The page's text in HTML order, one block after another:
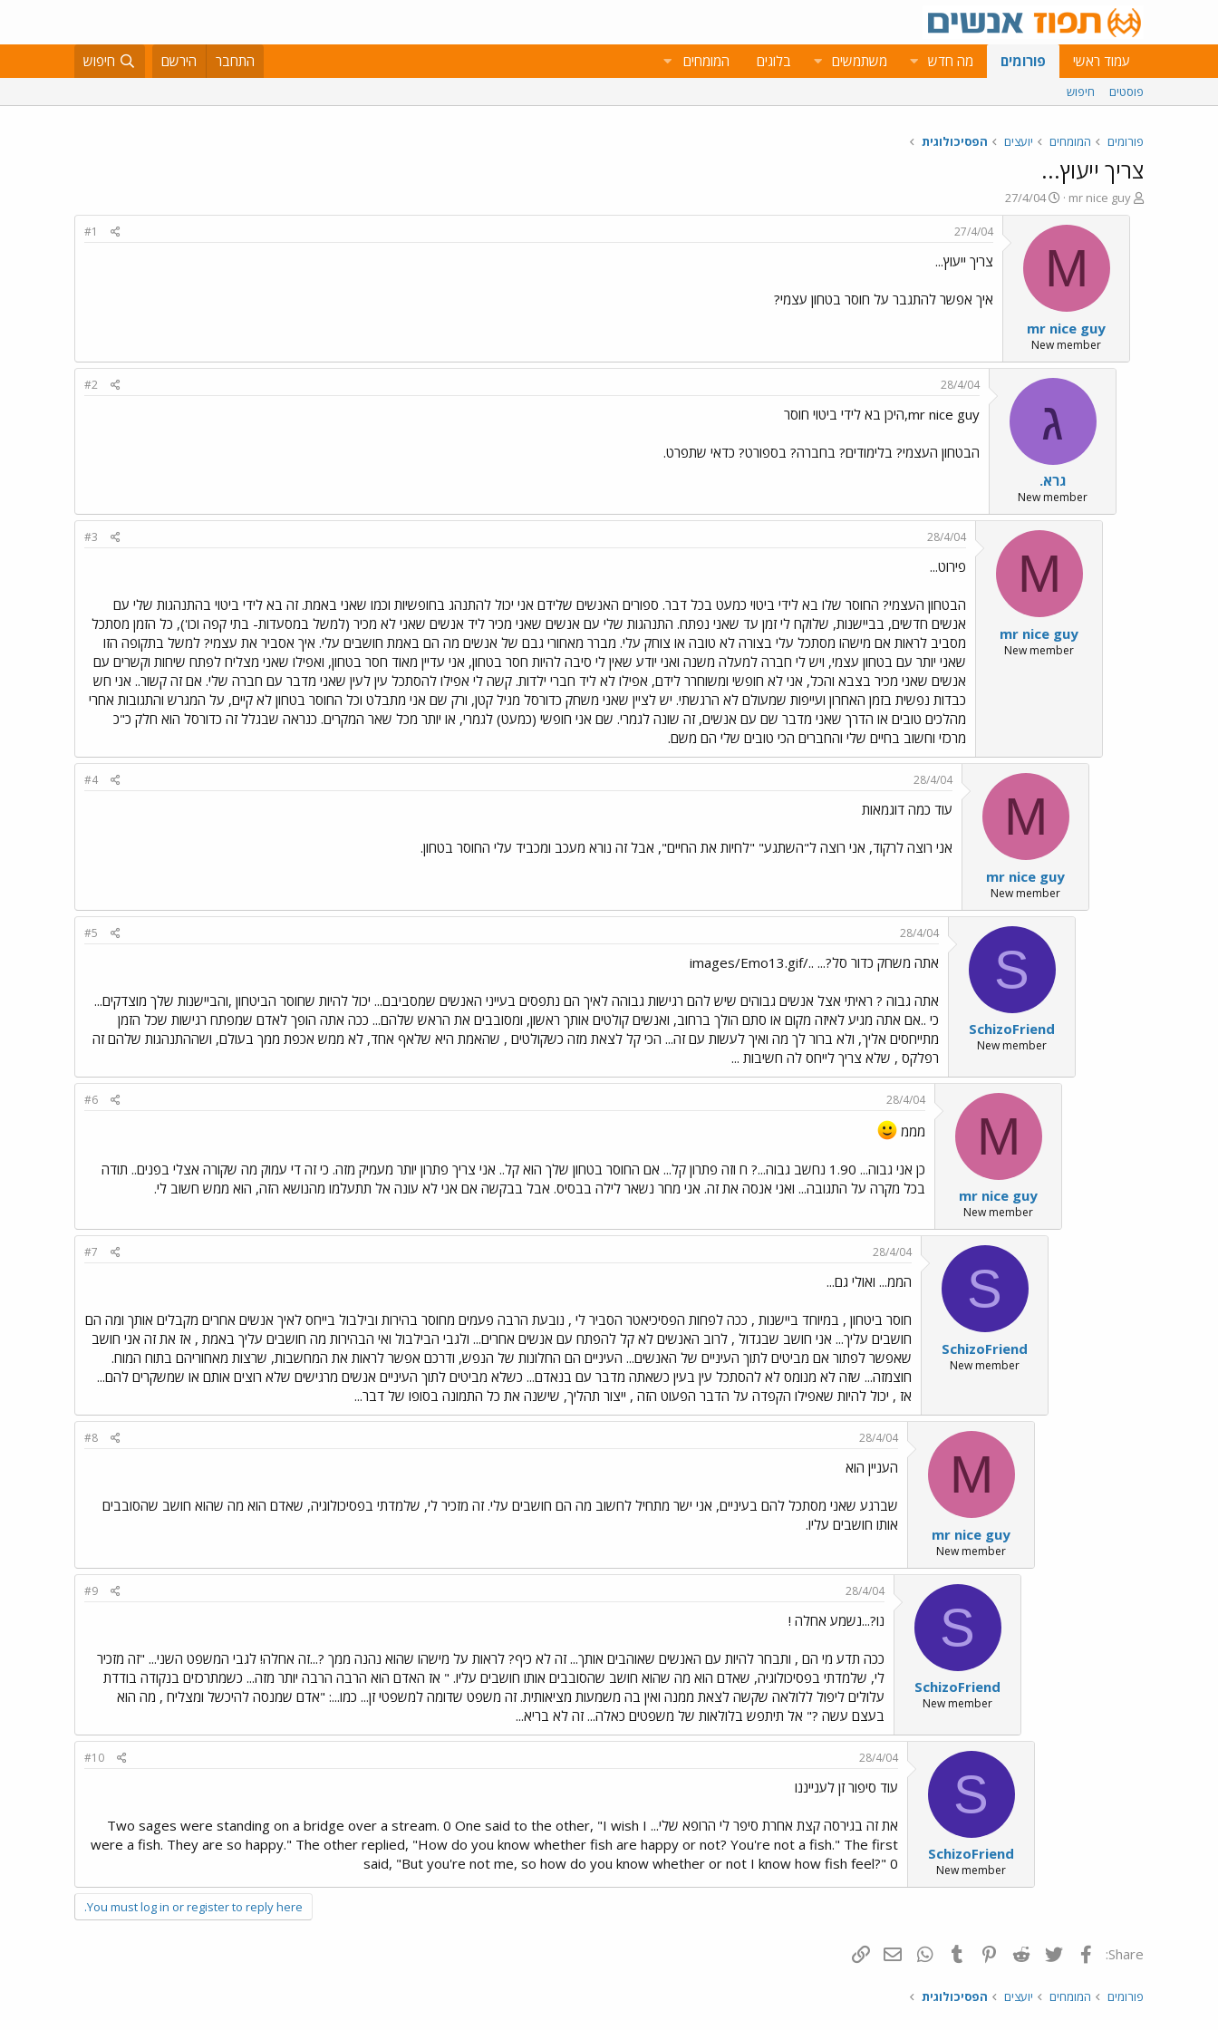
עמוד ראשי פורומים מה חדש משתמשים בלוגים המומחים התחבר הירשם חיפוש
פוסטים חיפוש
פורומים המומחים יועצים הפסיכולוגית
צריך ייעוץ...
פ
ו
mr nice guy
פ
ו
ר
א
ר
י
ך
27/4/04
M
mr nice guy
New member
27/4/04
#1
צריך ייעוץ...
איך אפשר להתגבר על חוסר בטחון עצמי?
ג
גרא.
New member
28/4/04
#2
mr nice guy,היכן בא לידי ביטוי חוסר
הבטחון העצמי? בלימודים? בחברה? בספורט? כדאי שתפרט.
M
mr nice guy
New member
28/4/04
#3
פירוט...
הבטחון העצמי? החוסר שלו בא לידי ביטוי כמעט בכל דבר. ספורים האנשים שלידם אני יכול להתנהג בחופשיות וכמו שאני באמת. זה בא לידי ביטוי בהתנהגות שלי עם
אנשים חדשים, בביישנות, שלוקח לי זמן עד שאני נפתח. התנהגות שלי עם אנשים שאני מכיר ליד אנשים שאני לא מכיר (למשל במסעדות- בתי קפה וכו'), כל הזמן מסתכל
מסביב לראות אם מישהו מסתכל עלי בצורה לא טובה או צוחק עלי. מברר מאחורי גבם של אנשים מה הם באמת חושבים עלי. איך אסביר את עצמי? למשל בתקופה הזו
שאני יותר עם בטחון עצמי, ויש לי חברה למעלה משנה ואני יודע שאין לי סיבה להיות חסר בטחון, אני עדיין מאוד חסר בטחון, ואפילו שאני מצליח לפתח שיחות וקשרים עם
אנשים שאני מכיר בצבא והכל, אני לא חופשי ומשוחרר לידם, אפילו לא ליד חברי ילדות. קשה לי אפילו להסתכל עין לעין שאני מדבר עם חברה שלי. אם זה קשור.. אני חש
כבדות נפשית בזמן האחרון ועייפות שמעולם לא הרגשתי. יש לציין שאני משחק כדורסל מגיל קטן, ורק שם אני מתבלט וכל החוסר בטחון לא קיים, על המגרש והתגובות אחרי
מהלכים טובים או הדרך שאני מדבר שם עם אנשים, זה שונה לגמרי. שם אני חופשי (כמעט) לגמרי, או יותר מכל שאר המקרים. כנראה שבגלל זה כדורסל הוא חלק כ"כ
מרכזי וחשוב בחיים שלי והחברים הכי טובים שלי הם משם.
M
mr nice guy
New member
28/4/04
#4
עוד כמה דוגמאות
אני רוצה לרקוד, אני רוצה ל"השתגע" "לחיות את החיים", אבל זה נורא מעכב ומכביד עלי החוסר בטחון.
S
SchizoFriend
New member
28/4/04
#5
אתה משחק כדור סל?... ../images/Emo13.gif
אתה גבוה ? ראיתי אצל אנשים גבוהים שיש להם רגישות גבוהה לאיך הם נתפסים בעייני האנשים שמסביבם... יכול להיות שחוסר הביטחון ,והביישנות שלך מוצדקים...
כי ..אם אתה מגיע לאיזה מקום או סתם הולך ברחוב, ואנשים קולטים אותך ראשון, ומסובבים את הראש שלהם... ככה אתה הופך לאדם שמפתח רגישות שכל הזמן
מתייחסים אליך, ולא ברור לך מה ואיך לעשות עם זה... הכי קל לצאת מזה כשקולטים , שהאמת היא שלאף אחד, לא ממש אכפת ממך בעולם, ושההתנהגות שלהם זה
רפלקס , שלא צריך לייחס לה חשיבות ...
M
mr nice guy
New member
28/4/04
#6
מממ
כן אני גבוה... 1.90 נחשב גבוה...? ח וזה פתרון קל... אם החוסר בטחון שלך הוא קל.. אני צריך פתרון יותר מעמיק מזה. כי זה די עמוק מה שקורה אצלי בפנים.. תודה
בכל מקרה על התגובה... ואני אנסה את זה. אני מחר נשאר לילה בבסיס. אבל בבקשה אם אני לא עונה אל תתעלמו מהנושא הזה, הוא ממש חשוב לי.
S
SchizoFriend
New member
28/4/04
#7
הממ... ואולי גם...
חוסר ביטחון , במיוחד ביישנות , ככה לפחות הפסיכיאטר הסביר לי , נובעת הרבה פעמים מחוסר בהירות ובילבול בייחס לאיך אנשים אחרים מקבלים אותך ומה הם
חושבים עליך... אני חושב שבגדול , לרוב האנשים לא קל להפתח עם אנשים אחרים... ולגבי הבילבול ואי הבהירות מה חושבים עליך באמת , אז את זה אני חושב
שאפשר לפתור אם מביטים לתוך העיניים של האנשים... העיניים הם החלונות של הנפש, ודרכם אפשר לראות את המחשבות, שרצות מאחוריהם בתוח המוח.
חוצמזה... שזה לא מנומס לא להסתכל עין בעין כשאתה מדבר עם בנאדם... כשלא מביטים לתוך העיניים אנשים מרגישים שלא רוצים אותם או שמשקרים להם...
אז , יכול להיות שאפילו הקפדה על הדבר הפעוט הזה , ייצור תהליך, שישנה את כל התמונה בסופו של דבר...
M
mr nice guy
New member
28/4/04
#8
העניין הוא
שברגע שאני מסתכל להם בעיניים, אני ישר מתחיל לחשוב מה הם חושבים עלי. זה מזכיר לי, שלמדתי בפסיכולוגיה, שאדם הוא מה שהוא חושב שהסובבים
אותו חושבים עליו.
S
SchizoFriend
New member
28/4/04
#9
נו?...נשמע אחלה !
ככה תדע מי הם , ותבחר להיות עם האנשים שאוהבים אותך... זה לא כיף? לראות על מישהו שהוא נהנה ממך ?...זה אחלה! לגבי המשפט השני... "זה מזכיר
לי, שלמדתי בפסיכולוגיה, שאדם הוא מה שהוא חושב שהסובבים אותו חושבים עליו. " אז האדם הוא הרבה הרבה יותר מזה... כשמתרכזים בנקודה בודדת
עלולים ליפול ללולאה שקשה לצאת ממנה ואין בה משמעות מציאותית. זה משפט שדומה למשפטי זן... כמו...: "אדם שמנסה להיכשל ומצליח , מה הוא
בעצם עשה ?" אל תיתפש בלולאות של משפטים כאלה... זה לא בריא...
S
SchizoFriend
New member
28/4/04
#10
עוד סיפור זן לענייננו
את זה בגירסה קצת אחרת סיפר לי הרופא שלי... Two sages were standing on a bridge over a stream. 0 One said to the other, "I wish I
were a fish. They are so happy." The other replied, "How do you know whether fish are happy or not? You're not a fish." The first
said, "But you're not me, so how do you know whether or not I know how fish feel?" 0
You must log in or register to reply here.
Share: פייסבוק Twitter
Reddit
Pinterest
Tumblr
WhatsAppדואר אלקטרוני
פורומים המומחים יועצים הפסיכולוגית